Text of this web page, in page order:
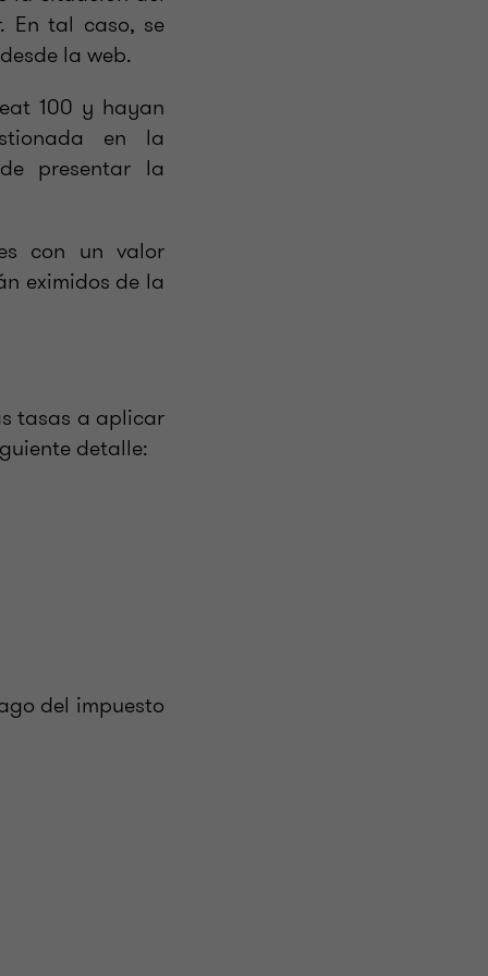
En tal caso, se
la web.
100 y hayan
en la
presentar la
con un valor
eximidos de la
tasas a aplicar
detalle:
del impuesto